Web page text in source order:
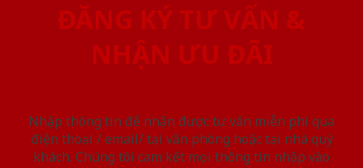
ĐĂNG KÝ TƯ VẤN &
NHẬN ƯU ĐÃI
Nhập thông tin để nhận được tư vấn miễn phí qua
điện thoại / email/ tại văn phòng hoặc tại nhà quý
khách. Chúng tôi cam kết mọi thông tin nhập vào